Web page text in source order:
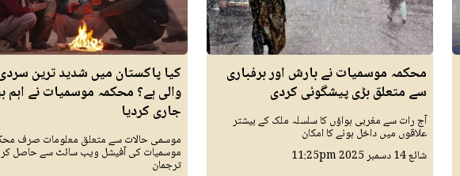
محکمہ موسمیات نے بارش اور برفباری
سے متعلق بڑی پیشگوئی کردی
آج رات سے مغربی ہواؤں کا سلسلہ ملک کے بیشتر
علاقوں میں داخل ہونے کا امکان
شائع14 دسمبر 2025 11:25pm
کیا پاکستان میں شدید ترین
والی ہے؟ محکمہ موسمیات نے اہم
جاری کردیا
موسمی حالات سے متعلق معلومات صرف
موسمیات کی آفیشل ویب سائٹ سے حاصل
ترجمان